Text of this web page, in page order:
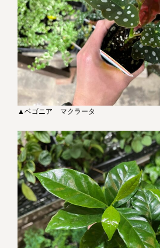
▲ベゴニア マクラータ